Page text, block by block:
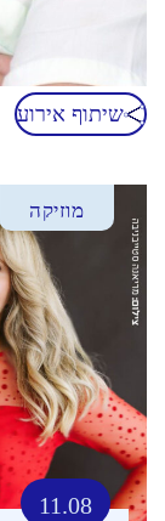
שיתוף אירוע
מוזיקה
11.08